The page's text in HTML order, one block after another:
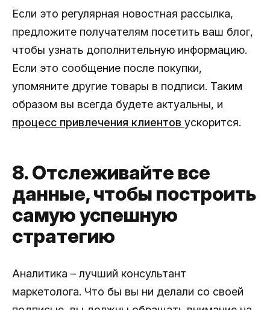
Если это регулярная новостная рассылка,
предложите получателям посетить ваш блог,
чтобы узнать дополнительную информацию.
Если это сообщение после покупки,
упомяните другие товары в подписи. Таким
образом вы всегда будете актуальны, и
процесс привлечения клиентов ускорится.
8. Отслеживайте все
данные, чтобы построить
самую успешную
стратегию
Аналитика – лучший консультант
маркетолога. Что бы вы ни делали со своей